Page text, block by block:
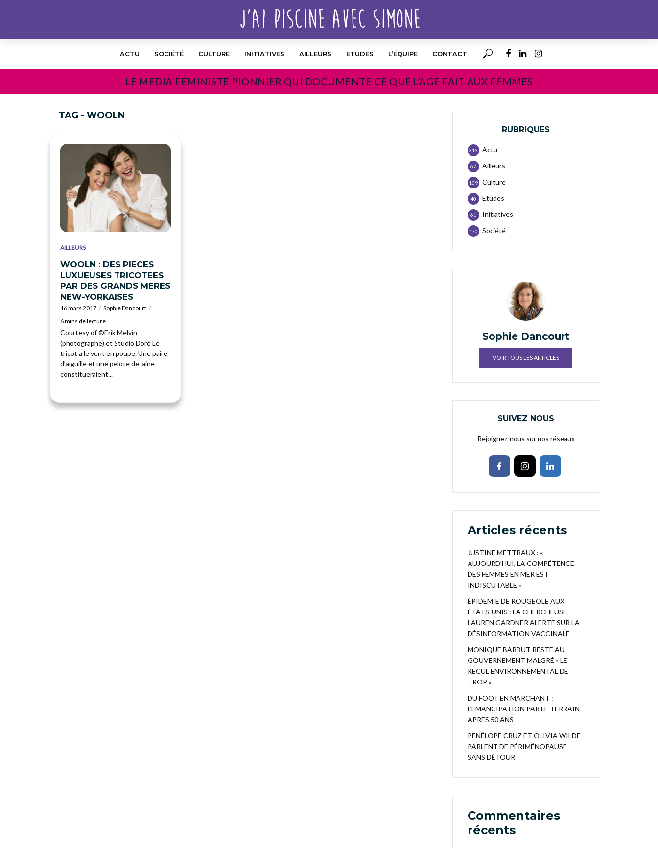
ACTU SOCIÉTÉ CULTURE INITIATIVES AILLEURS ETUDES L’ÉQUIPE CONTACT
LE MEDIA FEMINISTE PIONNIER QUI DOCUMENTE CE QUE L’AGE FAIT AUX FEMMES
TAG - WOOLN
AILLEURS
WOOLN : DES PIECES
LUXUEUSES TRICOTEES
PAR DES GRANDS MERES
NEW-YORKAISES
16 mars 2017
Sophie Dancourt
6 mins de lecture
Courtesy of ©Erik Melvin
(photographe) et Studio Doré Le
tricot a le vent en poupe. Une paire
d’aiguille et une pelote de laine
constitueraient...
RUBRIQUES
Actu
313
Ailleurs
67
Culture
109
Etudes
40
Initiatives
61
Société
470
Sophie Dancourt
VOIR TOUS LES ARTICLES
SUIVEZ NOUS
Rejoignez-nous sur nos réseaux
Articles récents
JUSTINE METTRAUX : «
AUJOURD’HUI, LA COMPÉTENCE
DES FEMMES EN MER EST
INDISCUTABLE »
ÉPIDEMIE DE ROUGEOLE AUX
ÉTATS-UNIS : LA CHERCHEUSE
LAUREN GARDNER ALERTE SUR LA
DÉSINFORMATION VACCINALE
MONIQUE BARBUT RESTE AU
GOUVERNEMENT MALGRÉ « LE
RECUL ENVIRONNEMENTAL DE
TROP »
DU FOOT EN MARCHANT :
L’EMANCIPATION PAR LE TERRAIN
APRES 50 ANS
PENÉLOPE CRUZ ET OLIVIA WILDE
PARLENT DE PÉRIMÉNOPAUSE
SANS DÉTOUR
Commentaires
récents